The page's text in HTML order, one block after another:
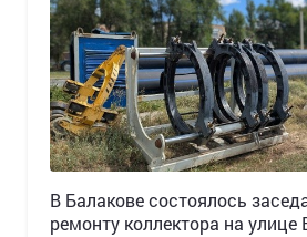
В Балакове состоялось
ремонту коллектора на улице